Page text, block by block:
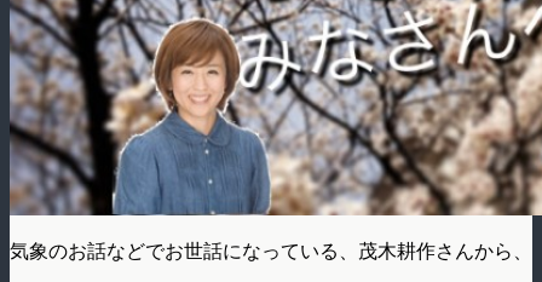
気象のお話などでお世話になっている、茂木耕作さんから、